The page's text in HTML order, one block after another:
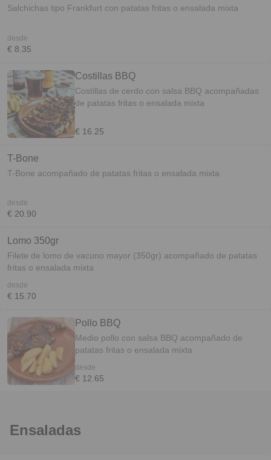
Salchichas tipo Frankfurt con patatas fritas o ensalada mixta
desde
€ 8.35
Costillas BBQ
Costillas de cerdo con salsa BBQ acompañadas
de patatas fritas o ensalada mixta
€ 16.25
T-Bone
T-Bone acompañado de patatas fritas o ensalada mixta
desde
€ 20.90
Lomo 350gr
Filete de lomo de vacuno mayor (350gr) acompañado de patatas
fritas o ensalada mixta
desde
€ 15.70
Pollo BBQ
Medio pollo con salsa BBQ acompañado de
patatas fritas o ensalada mixta
desde
€ 12.65
Ensaladas